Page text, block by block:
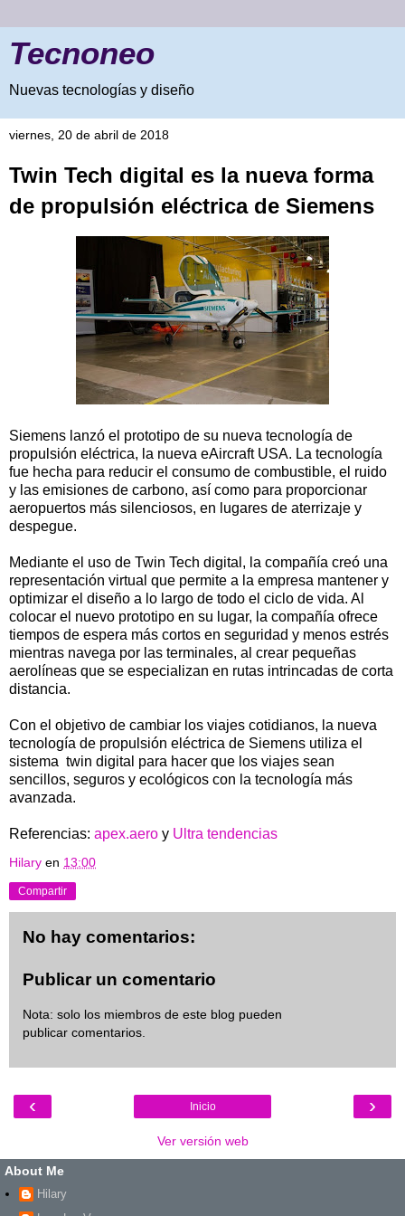
Tecnoneo
Nuevas tecnologías y diseño
viernes, 20 de abril de 2018
Twin Tech digital es la nueva forma
de propulsión eléctrica de Siemens
Siemens lanzó el prototipo de su nueva tecnología de
propulsión eléctrica, la nueva eAircraft USA. La tecnología
fue hecha para reducir el consumo de combustible, el ruido
y las emisiones de carbono, así como para proporcionar
aeropuertos más silenciosos, en lugares de aterrizaje y
despegue.
Mediante el uso de Twin Tech digital, la compañía creó una
representación virtual que permite a la empresa mantener y
optimizar el diseño a lo largo de todo el ciclo de vida. Al
colocar el nuevo prototipo en su lugar, la compañía ofrece
tiempos de espera más cortos en seguridad y menos estrés
mientras navega por las terminales, al crear pequeñas
aerolíneas que se especializan en rutas intrincadas de corta
distancia.
Con el objetivo de cambiar los viajes cotidianos, la nueva
tecnología de propulsión eléctrica de Siemens utiliza el
sistema twin digital para hacer que los viajes sean
sencillos, seguros y ecológicos con la tecnología más
avanzada.
Referencias: apex.aero y Ultra tendencias
Hilary en 13:00
Compartir
No hay comentarios:
Publicar un comentario
Nota: solo los miembros de este blog pueden
publicar comentarios.
‹ ›
Inicio
Ver versión web
About Me
Hilary